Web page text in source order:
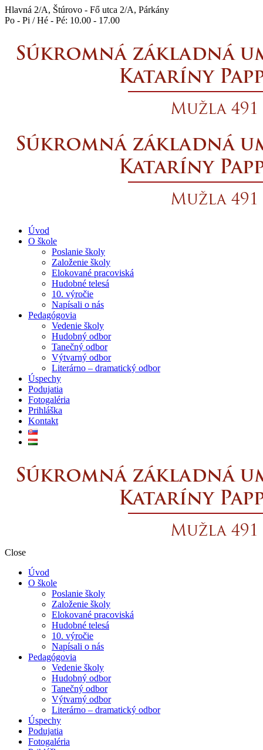
Hlavná 2/A, Štúrovo - Fő utca 2/A, Párkány
Po - Pi / Hé - Pé: 10.00 - 17.00
Úvod
O škole
Poslanie školy
Založenie školy
Elokované pracoviská
Hudobné telesá
10. výročie
Napísali o nás
Pedagógovia
Vedenie školy
Hudobný odbor
Tanečný odbor
Výtvarný odbor
Literárno – dramatický odbor
Úspechy
Podujatia
Fotogaléria
Prihláška
Kontakt
Close
Úvod
O škole
Poslanie školy
Založenie školy
Elokované pracoviská
Hudobné telesá
10. výročie
Napísali o nás
Pedagógovia
Vedenie školy
Hudobný odbor
Tanečný odbor
Výtvarný odbor
Literárno – dramatický odbor
Úspechy
Podujatia
Fotogaléria